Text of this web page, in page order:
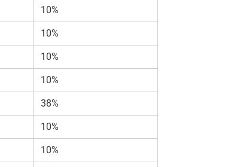
10%
10%
10%
10%
38%
10%
10%